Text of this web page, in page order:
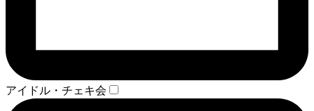
アイドル・チェキ会